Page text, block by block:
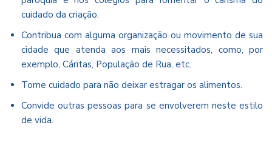
cuidado da criação.
Contribua com alguma organização ou movimento de sua
cidade que atenda aos mais necessitados, como, por
exemplo, Cáritas, População de Rua, etc.
Tome cuidado para não deixar estragar os alimentos.
Convide outras pessoas para se envolverem neste estilo
de vida.